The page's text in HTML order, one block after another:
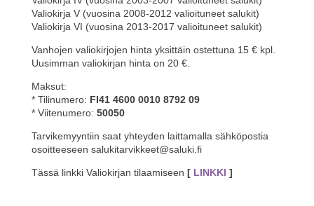
Valiokirja V (vuosina 2008-2012 valioituneet salukit)
Valiokirja VI (vuosina 2013-2017 valioituneet salukit)
Vanhojen valiokirjojen hinta yksittäin ostettuna 15 € kpl.
Uusimman valiokirjan hinta on 20 €.
Maksut:
* Tilinumero: FI41 4600 0010 8792 09
* Viitenumero: 50050
Tarvikemyyntiin saat yhteyden laittamalla sähköpostia
osoitteeseen salukitarvikkeet@saluki.fi
Tässä linkki Valiokirjan tilaamiseen [ LINKKI ]